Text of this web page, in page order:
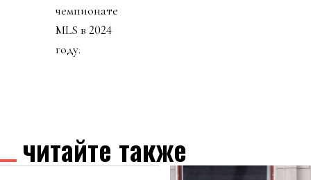
чемпионате
MLS в 2024
году.
читайте также